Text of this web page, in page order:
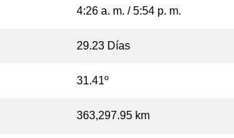
4:26 a. m. / 5:54 p. m.
29.23 Días
31.41º
363,297.95 km